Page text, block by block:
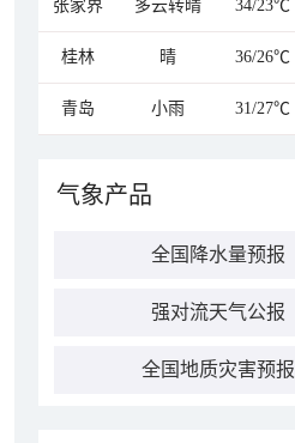
张家界 多云转晴 34/23℃
桂林 晴 36/26℃
青岛 小雨 31/27℃
气象产品
全国降水量预报
强对流天气公报
全国地质灾害预报